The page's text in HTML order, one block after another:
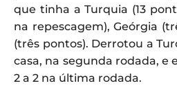
que tinha a Turquia (13
na repescagem), Geórgia
(três pontos). Derrotou a
casa, na segunda rodada, e
2 a 2 na última rodada.